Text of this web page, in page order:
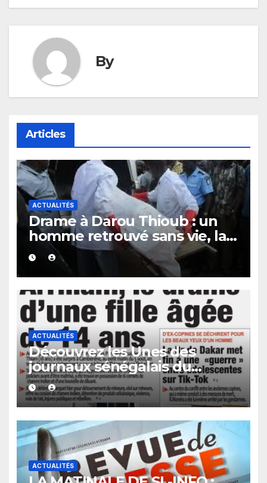
l’article
By
Articles
ACTUALITÉS
Drame à Darou Thioub : un
homme retrouvé sans vie, la
présence de traces de sang
alimente les premières
investigations.
ACTUALITÉS
Découvrez les Unes des
journaux sénégalais du
vendredi 07 août 2026
ACTUALITÉS